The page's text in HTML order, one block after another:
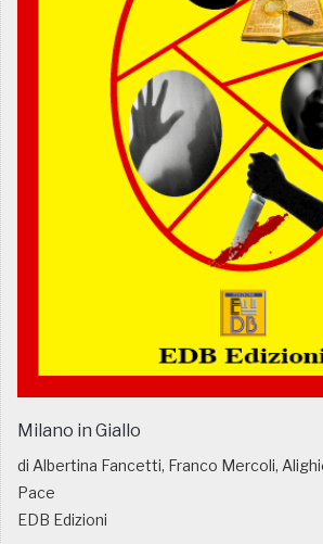
Milano in Giallo
di Albertina Fancetti, Franco Mercoli,
Pace
EDB Edizioni